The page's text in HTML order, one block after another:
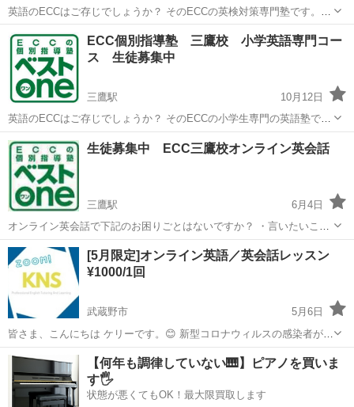
英語のECCはご存じでしょうか？ そのECCの英検対策専門塾です。
英検対策といっても、通っている理由は様々 ・推薦入試（受験）など
の加点、優遇処置のため ・付属中高一貫で高校に上がるために準2級
が必須、...
東京 武蔵野市 三鷹駅 英語 1級
ECC個別指導塾 三鷹校 小学英語専門コー
ス 生徒募集中
三鷹駅
10月12日
英語のECCはご存じでしょうか？ そのECCの小学生専門の英語塾で
す。 小学生英語といっても、通っている理由は様々 ・英検取得してほ
しい ・中学校に行って英語が嫌いになってほしい ・小学校の英語が楽
しく...
東京 武蔵野市 三鷹駅 オンライン
生徒募集中 ECC三鷹校オンライン英会話
三鷹駅
6月4日
オンライン英会話で下記のお困りごとはないですか？ ・言いたいこと
を外国人講師に伝えられず、いらいらしたことがある ・フリートーク
で全くしゃべれず、恥ずかしいと感じたことがある ・毎回、テキスト
の読み合わせだけで終わって...
東京 武蔵野市 三鷹駅 英会話 オンライン
[5月限定]オンライン英語／英会話レッスン
¥1000/1回
武蔵野市
5月6日
皆さま、こんにちは ケリーです。😊 新型コロナウィルスの感染者が増
え、日毎に状況が変わっていますが、今のところオンラインレッスン
はいかがでしょうか📚😄 外国人ならではの表現方法、 ジェスチャー
等も習得でき、コ...
東京 武蔵野市 ビジネス英語 英会話レッスン
【何年も調律していない🎹】ピアノを買いま
す🖐️
状態が悪くてもOK！最大限買取します